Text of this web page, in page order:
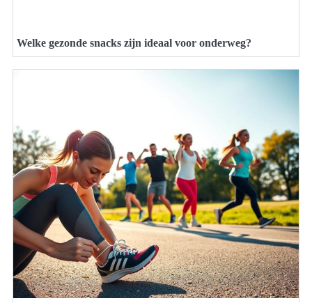
Welke gezonde snacks zijn ideaal voor onderweg?